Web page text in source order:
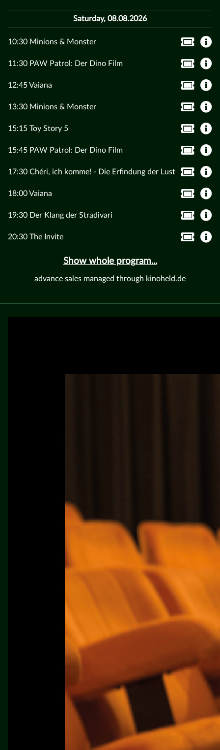
Saturday, 08.08.2026
10:30 Minions & Monster
11:30 PAW Patrol: Der Dino Film
12:45 Vaiana
13:30 Minions & Monster
15:15 Toy Story 5
15:45 PAW Patrol: Der Dino Film
17:30 Chéri, ich komme! - Die Erfindung der Lust
18:00 Vaiana
19:30 Der Klang der Stradivari
20:30 The Invite
Show whole program...
advance sales managed through kinoheld.de